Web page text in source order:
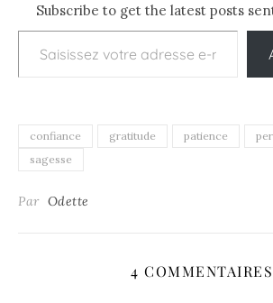
Subscribe to get the latest posts
Saisissez votre adresse e-mail…
confiance gratitude patience
sagesse
Par Odette
4 COMMENTAIRES